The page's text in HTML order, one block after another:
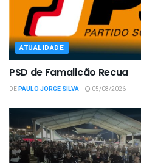
ATUALIDADE
PSD de Famalicão Recua
DEPAULO JORGE SILVA 05/08/2026